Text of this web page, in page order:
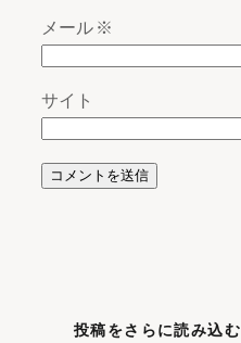
メール※
サイト
投稿をさらに読み込む